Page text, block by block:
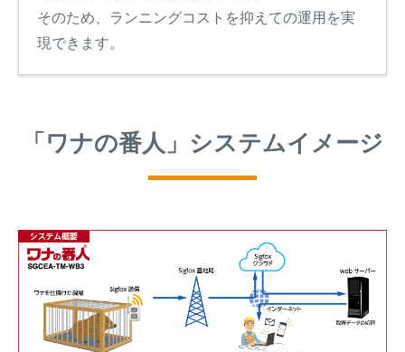
そのため、ランニングコストを抑えての運用を実
現できます。
「ワナの番人」システムイメージ